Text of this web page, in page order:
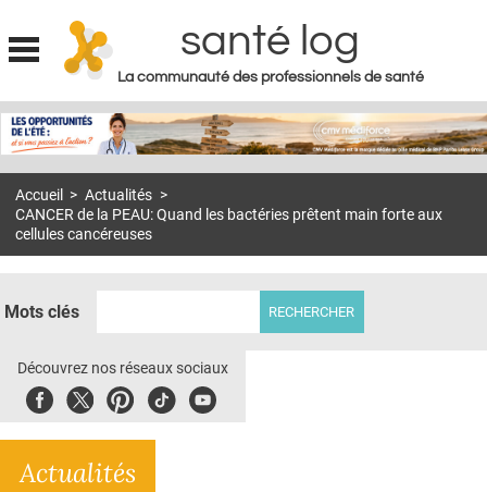
Jump to navigation
santé log
La communauté des professionnels de santé
MON COMPTE
S'ABONNER À LA REVUE SOIN À DOMICILE
E-REVUE SAD
THÉMA
Accueil > Actualités >
CANCER de la PEAU: Quand les bactéries prêtent main forte aux
cellules cancéreuses
Mots clés
Découvrez nos réseaux sociaux
FacebookTwitterPinterest
TiktokYoubute
Actualités